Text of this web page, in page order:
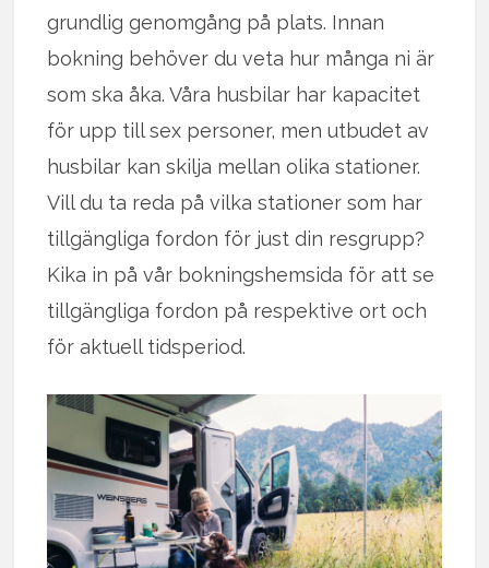
grundlig genomgång på plats. Innan
bokning behöver du veta hur många ni är
som ska åka. Våra husbilar har kapacitet
för upp till sex personer, men utbudet av
husbilar kan skilja mellan olika stationer.
Vill du ta reda på vilka stationer som har
tillgängliga fordon för just din resgrupp?
Kika in på vår bokningshemsida för att se
tillgängliga fordon på respektive ort och
för aktuell tidsperiod.